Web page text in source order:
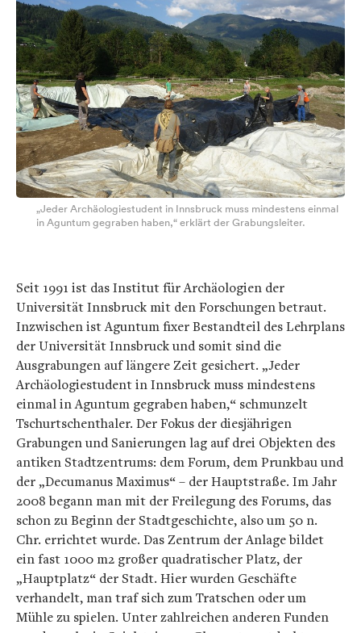
„Jeder Archäologiestudent in Innsbruck muss mindestens einmal
in Aguntum gegraben haben,“ erklärt der Grabungsleiter.
Seit 1991 ist das Institut für Archäologien der
Universität Innsbruck mit den Forschungen betraut.
Inzwischen ist Aguntum fixer Bestandteil des Lehrplans
der Universität Innsbruck und somit sind die
Ausgrabungen auf längere Zeit gesichert. „Jeder
Archäologiestudent in Innsbruck muss mindestens
einmal in Aguntum gegraben haben,“ schmunzelt
Tschurtschenthaler. Der Fokus der diesjährigen
Grabungen und Sanierungen lag auf drei Objekten des
antiken Stadtzentrums: dem Forum, dem Prunkbau und
der „Decumanus Maximus“ – der Hauptstraße. Im Jahr
2008 begann man mit der Freilegung des Forums, das
schon zu Beginn der Stadtgeschichte, also um 50 n.
Chr. errichtet wurde. Das Zentrum der Anlage bildet
ein fast 1000 m2 großer quadratischer Platz, der
„Hauptplatz“ der Stadt. Hier wurden Geschäfte
verhandelt, man traf sich zum Tratschen oder um
Mühle zu spielen. Unter zahlreichen anderen Funden